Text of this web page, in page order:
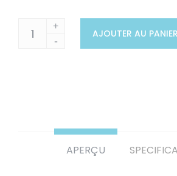
+
-
AJOUTER AU PANIER
APERÇU